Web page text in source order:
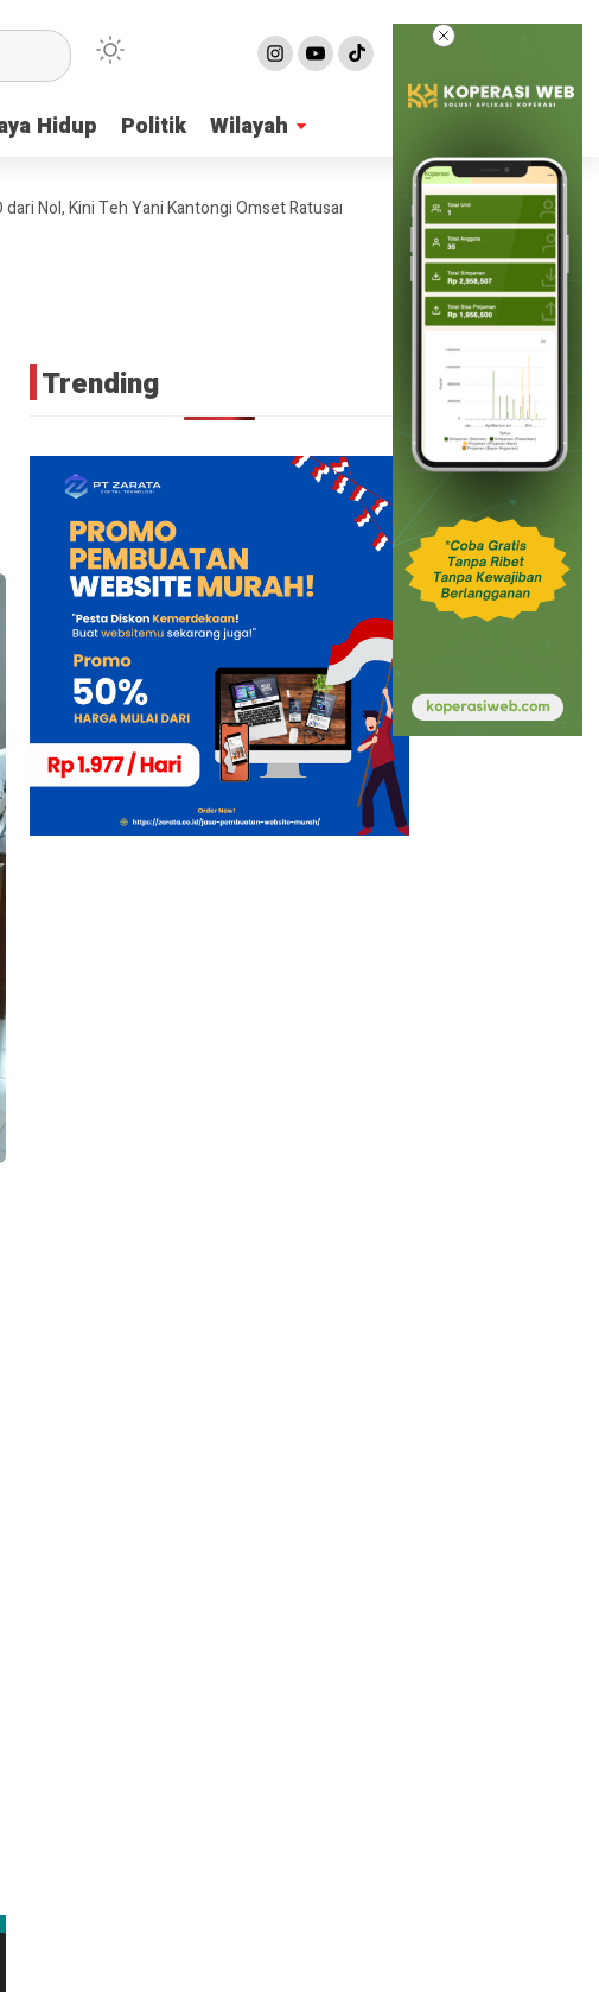
Hidup Politik Wilayah
Hidup Politik Wilayah
Kini Teh Yani Kantongi Omset Ratusan Juta Per Bulan 4 Ide Bisnis
Trending